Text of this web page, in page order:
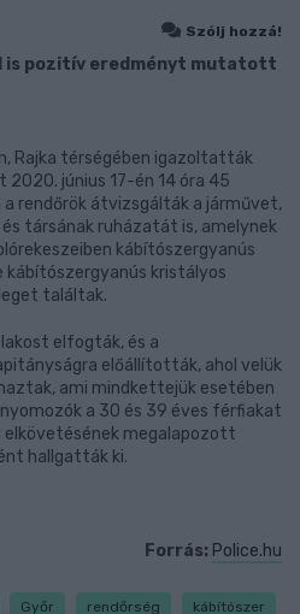
Szólj hozzá!
is pozitív eredményt mutatott
Rajka térségében igazoltatták
június 17-én 14 óra 45
a rendőrök átvizsgálták a járművet,
társának ruházatát is, amelynek
kábítószergyanús
kristályos
találtak.
elfogták, és a
előállították, ahol velük
ami mindkettejük esetében
a 30 és 39 éves férfiakat
megalapozott
hallgatták ki.
Forrás: Police.hu
Győr rendőrség kábítószer